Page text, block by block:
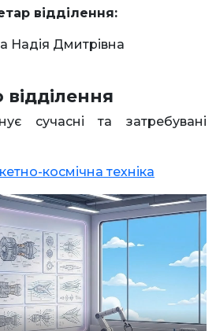
відділення:
Надія Дмитрівна
відділення
сучасні та затребувані
космічна техніка